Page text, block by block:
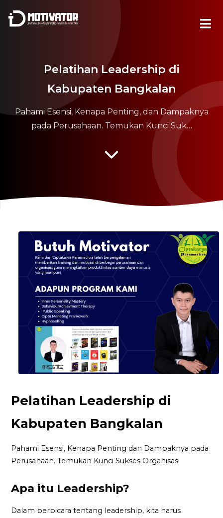
Pelatihan Leadership di
Kabupaten Bangkalan
Pahami Esensi, Kenapa Penting, dan Dampaknya
pada Perusahaan. Temukan Kunci Suk…
Pelatihan Leadership di
Kabupaten Bangkalan
Pahami Esensi, Kenapa Penting dan Dampaknya pada
Perusahaan. Temukan Kunci Sukses Organisasi
Apa itu Leadership?
Dalam berbicara tentang leadership, kita harus